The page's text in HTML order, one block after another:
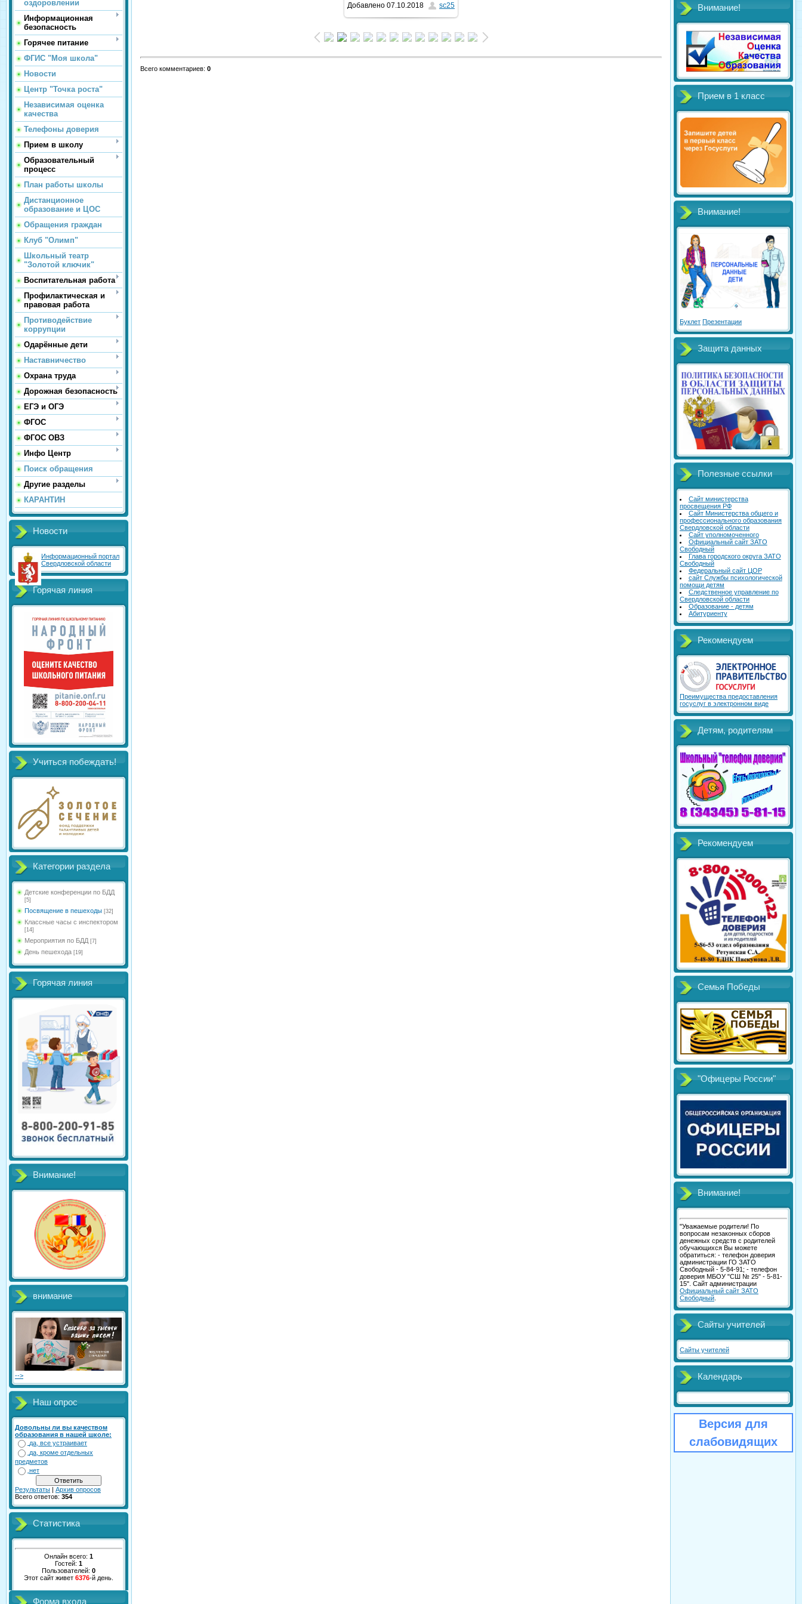
оздоровлении
Информационная
безопасность
Горячее питание
ФГИС "Моя школа"
Новости
Центр "Точка роста"
Независимая оценка
качества
Телефоны доверия
Прием в школу
Образовательный
процесс
План работы школы
Дистанционное
образование и ЦОС
Обращения граждан
Клуб "Олимп"
Школьный театр
"Золотой ключик"
Воспитательная работа
Профилактическая и
правовая работа
Противодействие
коррупции
Одарённые дети
Наставничество
Охрана труда
Дорожная безопасность
ЕГЭ и ОГЭ
ФГОС
ФГОС ОВЗ
Инфо Центр
Поиск обращения
Другие разделы
КАРАНТИН
Новости
Информационный портал
Свердловской области
Горячая линия
Учиться побеждать!
Категории раздела
Детские конференции по БДД
[5]
Посвящение в пешеходы [32]
Классные часы с инспектором
[14]
Мероприятия по БДД [7]
День пешехода [19]
Горячая линия
Внимание!
внимание
-->
Наш опрос
Довольны ли вы качеством
образования в нашей школе:
да, все устраивает
да, кроме отдельных
предметов
нет
Результаты | Архив опросов
Всего ответов: 354
Статистика
Онлайн всего: 1
Гостей: 1
Пользователей: 0
Этот сайт живет 6376-й день.
Форма входа
1024x683/ 82.8Kb
Добавлено 07.10.2018 sc25
Всего комментариев: 0
Внимание!
Прием в 1 класс
Внимание!
Буклет Презентации
Защита данных
Полезные ссылки
Сайт министерства
просвещения РФ
Сайт Министерства общего и
профессионального образования
Свердловской области
Сайт уполномоченного
Официальный сайт ЗАТО
Свободный
Глава городского округа ЗАТО
Свободный
Федеральный сайт ЦОР
сайт Службы психологической
помощи детям
Следственное управление по
Свердловской области
Образование - детям
Абитуриенту
Рекомендуем
Преимущества предоставления
госуслуг в электронном виде
Детям, родителям
Рекомендуем
Семья Победы
"Офицеры России"
Внимание!
"Уважаемые родители! По
вопросам незаконных сборов
денежных средств с родителей
обучающихся Вы можете
обратиться: - телефон доверия
администрации ГО ЗАТО
Свободный - 5-84-91; - телефон
доверия МБОУ "СШ № 25" - 5-81-
15". Сайт администрации
Официальный сайт ЗАТО
Свободный
Сайты учителей
Сайты учителей
Календарь
Версия для
слабовидящих